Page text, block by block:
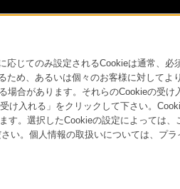
応じてのみ設定されるCookieは通常、必
め、あるいは個々のお客様に対してよ
場合があります。それらのCookieの受け
け入れる」をクリックして下さい。
す。選択したCookieの設定によっては、
い。個人情報の取扱いについては、プラ